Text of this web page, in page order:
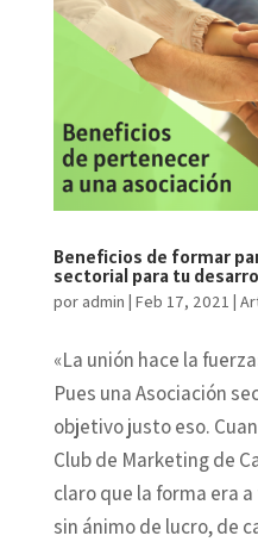
Beneficios de formar
sectorial para tu
por admin | Feb 17, 2021 |
«La unión hace la
Pues una Asociación
objetivo justo eso.
Club de Marketing de
claro que la forma era
sin ánimo de lucro, de